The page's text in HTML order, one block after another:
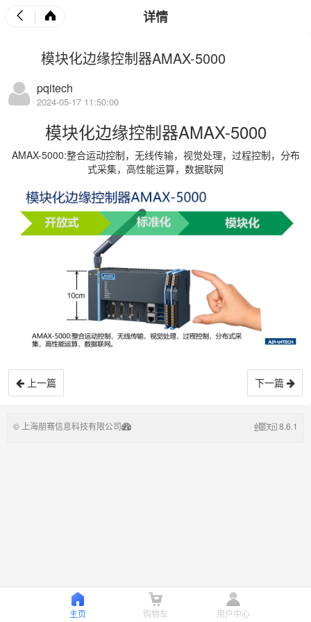
详情
模块化边缘控制器AMAX-5000
pqitech
2024-05-17 11:50:00
模块化边缘控制器AMAX-5000
AMAX-5000:整合运动控制，无线传输，视觉处理，过程控制，分布
式采集，高性能运算，数据联网
上一篇 下一篇
© 上海朋骞信息科技有限公司 8.6.1
主页 购物车 用户中心